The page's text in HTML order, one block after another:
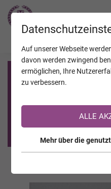
Registrierung
Sie sind noch nicht
>> zur
Auf unserer Webseite
davon werden zwingend
ermöglichen, Ihre
zu verbessern.
ALLE
Mehr über die
JAHRESTAGE